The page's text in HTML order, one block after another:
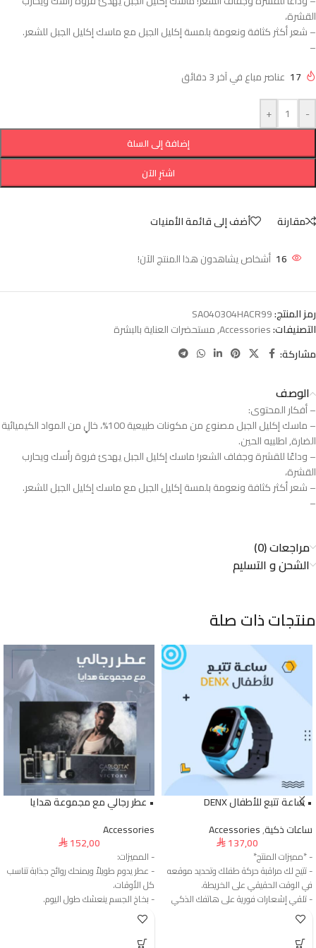
القشرة،
– شعر أكثر كثافة ونعومة بلمسة إكليل الجبل مع ماسك إكليل الجبل للشعر.
–
17 عناصر مباع في آخر 3 دقائق
-
+
إضافة إلى السلة
اشترِ الآن
مقارنة أضف إلى قائمة الأمنيات
16 أشخاص يشاهدون هذا المنتج الآن!
رمز المنتج:SA040304HACR99
التصنيفات:Accessories
,مستحضرات العناية بالبشرة
مشاركة:
الوصف
– أفكار المحتوى:
– ماسك إكليل الجبل مصنوع من مكونات طبيعية 100%، خالٍ من المواد الكيميائية
الضارة, اطلبيه الحين.
– وداعًا للقشرة وجفاف الشعر! ماسك إكليل الجبل يهدئ فروة رأسك ويحارب
القشرة،
– شعر أكثر كثافة ونعومة بلمسة إكليل الجبل مع ماسك إكليل الجبل للشعر.
–
مراجعات (0)
الشحن و التسليم
منتجات ذات صلة
• ساعة تتبع للأطفال DENX
ساعات ذكية,
Accessories
⃁137,00
- *مميزات المنتج*
- تتيح لك مراقبة حركة طفلك وتحديد موقعه
في الوقت الحقيقي على الخريطة.
- تلقي إشعارات فورية على هاتفك الذكي
عندما يتجاوز طفلك الحدود المحددة أو
يتعرض لأي خطر.
- تصميم مقاوم للماء يجعل الساعة مناسبة
• عطر رجالي مع مجموعة هدايا
Accessories
⃁152,00
- المميزات:
- عطر يدوم طويلاً ويمنحك روائح جذابة تناسب
كل الأوقات.
- بخاخ الجسم ينعشك طول اليوم.
- جل الاستحمام ينظف ويرطب بمكونات
طبيعية زي الألوفيرا وزبدة المانجو.
- اللوشن يرطب بشرتك ويخليها ناعمة وحريرية.